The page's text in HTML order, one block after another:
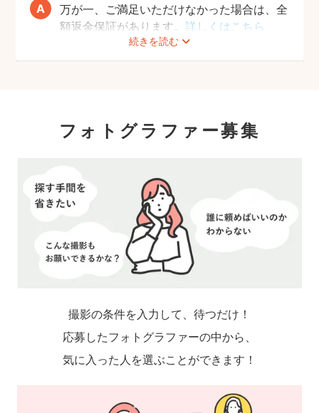
め、可愛い写真がスムーズに撮れるようにな
ります。
続きを読む
万が一、ご満足いただけなかった場合は、全
額返金保証があります。詳しくはこちら
フォトグラファー募集
撮影の条件を入力して、待つだけ！
応募したフォトグラファーの中から、
気に入った人を選ぶことができます！